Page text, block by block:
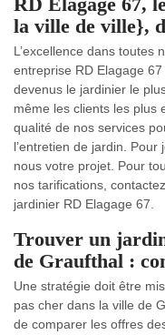
la ville de ville},
L’excellence dans toutes
entreprise RD Elagage
devenus le jardinier le
même les clients les plus
qualité de nos services
l’entretien de jardin.
nous votre projet. Pour
nos tarifications,
jardinier RD Elagage 67.
Trouver un
de Graufthal :
Une stratégie doit être
pas cher dans la ville de
de comparer les offres